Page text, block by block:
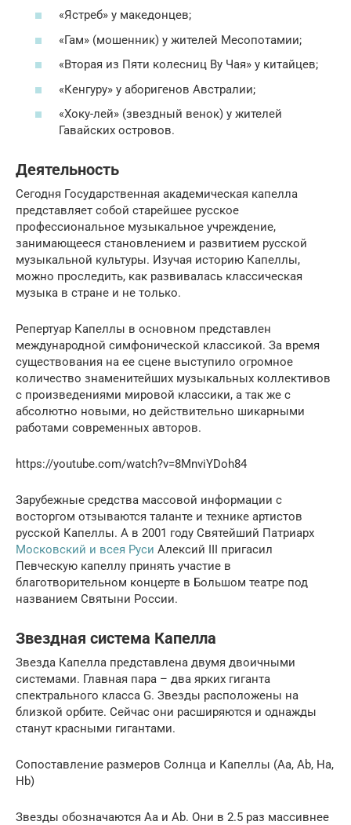
«Ястреб» у македонцев;
«Гам» (мошенник) у жителей Месопотамии;
«Вторая из Пяти колесниц Ву Чая» у китайцев;
«Кенгуру» у аборигенов Австралии;
«Хоку-лей» (звездный венок) у жителей
Гавайских островов.
Деятельность
Сегодня Государственная академическая капелла
представляет собой старейшее русское
профессиональное музыкальное учреждение,
занимающееся становлением и развитием русской
музыкальной культуры. Изучая историю Капеллы,
можно проследить, как развивалась классическая
музыка в стране и не только.
Репертуар Капеллы в основном представлен
международной симфонической классикой. За время
существования на ее сцене выступило огромное
количество знаменитейших музыкальных коллективов
с произведениями мировой классики, а так же с
абсолютно новыми, но действительно шикарными
работами современных авторов.
https://youtube.com/watch?v=8MnviYDoh84
Зарубежные средства массовой информации с
восторгом отзываются таланте и технике артистов
русской Капеллы. А в 2001 году Святейший Патриарх
Московский и всея Руси Алексий III пригасил
Певческую капеллу принять участие в
благотворительном концерте в Большом театре под
названием Святыни России.
Звездная система Капелла
Звезда Капелла представлена двумя двоичными
системами. Главная пара – два ярких гиганта
спектрального класса G. Звезды расположены на
близкой орбите. Сейчас они расширяются и однажды
станут красными гигантами.
Сопоставление размеров Солнца и Капеллы (Aa, Ab, Ha,
Hb)
Звезды обозначаются Аа и Аb. Они в 2.5 раз массивнее